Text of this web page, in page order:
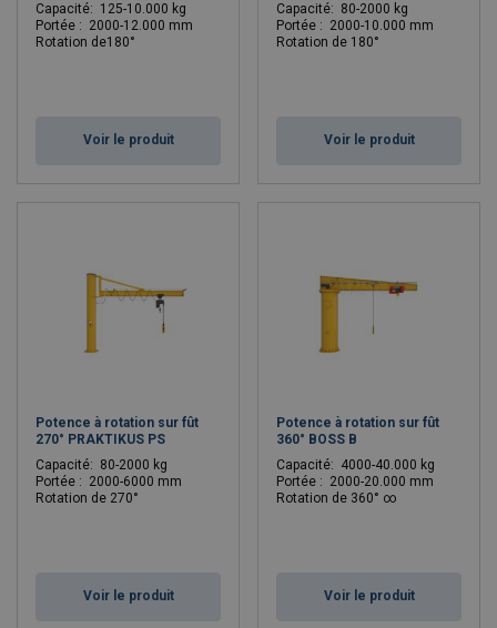
Capacité: 125-10.000 kg
Portée : 2000-12.000 mm
Rotation de180°
Voir le produit
Capacité: 80-2000 kg
Portée : 2000-10.000 mm
Rotation de 180°
Voir le produit
Potence à rotation sur fût
270° PRAKTIKUS PS
Capacité: 80-2000 kg
Portée : 2000-6000 mm
Rotation de 270°
Voir le produit
Potence à rotation sur fût
360° BOSS B
Capacité: 4000-40.000 kg
Portée : 2000-20.000 mm
Rotation de 360° ∞
Voir le produit